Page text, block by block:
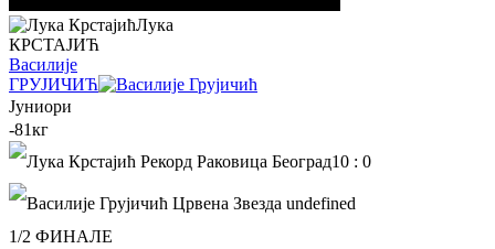
Лука
КРСТАЈИЋ
Василије
ГРУЈИЧИЋ
Јуниори
-81кг
10 : 0
1/2 ФИНАЛЕ